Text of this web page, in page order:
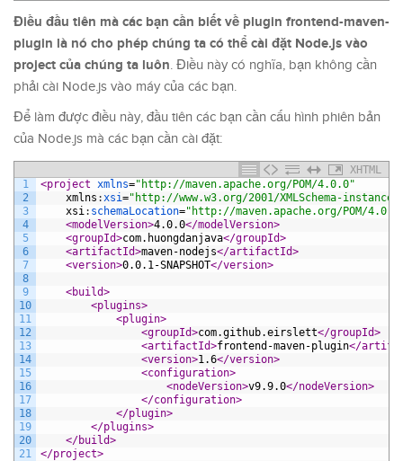
Điều đầu tiên mà các bạn cần biết về plugin frontend-maven-
plugin là nó cho phép chúng ta có thể cài đặt Node.js vào
project của chúng ta luôn. Điều này có nghĩa, bạn không cần
phải cài Node.js vào máy của các bạn.
Để làm được điều này, đầu tiên các bạn cần cấu hình phiên bản
của Node.js mà các bạn cần cài đặt:
XHTML
1
2
3
4
5
6
7
8
9
10
11
12
13
14
15
16
17
18
19
20
21
<project xmlns="http://maven.apache.org/POM/4.0.0"
xmlns : xsi="http://www.w3.org/2001/XMLSchema-instance"
xsi : schemaLocation="http://maven.apache.org/POM/
<modelVersion>4.0.0</modelVersion>
<groupId>com.huongdanjava</groupId>
<artifactId>maven-nodejs</artifactId>
<version>0.0.1-SNAPSHOT</version>
<build>
<plugins>
<plugin>
<groupId>com.github.eirslett</groupId>
<artifactId>frontend-maven-plugin</
<version>1.6</version>
<configuration>
<nodeVersion>v9.9.0</nodeVersion>
</configuration>
</plugin>
</plugins>
</build>
</project>